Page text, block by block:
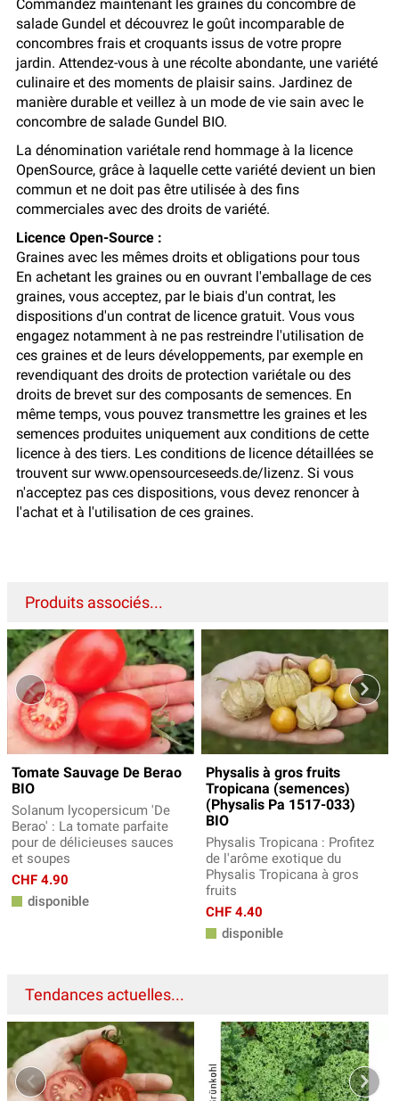
Commandez maintenant les graines du concombre de
salade Gundel et découvrez le goût incomparable de
concombres frais et croquants issus de votre propre
jardin. Attendez-vous à une récolte abondante, une variété
culinaire et des moments de plaisir sains. Jardinez de
manière durable et veillez à un mode de vie sain avec le
concombre de salade Gundel BIO.
La dénomination variétale rend hommage à la licence
OpenSource, grâce à laquelle cette variété devient un bien
commun et ne doit pas être utilisée à des fins
commerciales avec des droits de variété.
Licence Open-Source :
Graines avec les mêmes droits et obligations pour tous
En achetant les graines ou en ouvrant l'emballage de ces
graines, vous acceptez, par le biais d'un contrat, les
dispositions d'un contrat de licence gratuit. Vous vous
engagez notamment à ne pas restreindre l'utilisation de
ces graines et de leurs développements, par exemple en
revendiquant des droits de protection variétale ou des
droits de brevet sur des composants de semences. En
même temps, vous pouvez transmettre les graines et les
semences produites uniquement aux conditions de cette
licence à des tiers. Les conditions de licence détaillées se
trouvent sur www.opensourceseeds.de/lizenz. Si vous
n'acceptez pas ces dispositions, vous devez renoncer à
l'achat et à l'utilisation de ces graines.
Produits associés...
Tomate Sauvage De Berao
BIO
Solanum lycopersicum 'De
Berao' : La tomate parfaite
pour de délicieuses sauces
et soupes
CHF 4.90
disponible
Physalis à gros fruits
Tropicana (semences)
(Physalis Pa 1517-033)
BIO
Physalis Tropicana : Profitez
de l'arôme exotique du
Physalis Tropicana à gros
fruits
CHF 4.40
disponible
Tendances actuelles...